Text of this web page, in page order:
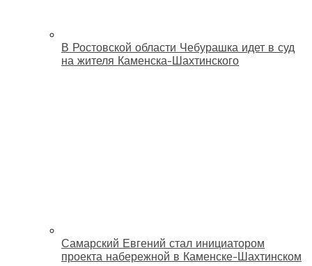
В Ростовской области Чебурашка идет в суд
на жителя Каменска-Шахтинского
Самарский Евгений стал инициатором
проекта набережной в Каменске-Шахтинском